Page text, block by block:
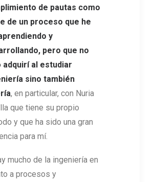
de pautas como
de un proceso que he
y
pero que no
adquirí al estudiar
sino también
, en particular, con Nuria
que tiene su propio
y que ha sido una gran
para mí.
mucho de la ingeniería en
a procesos y